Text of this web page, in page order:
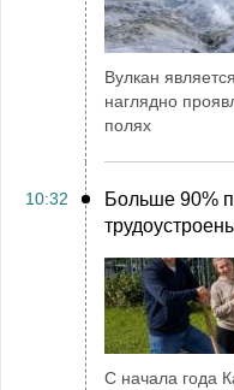
Вулкан
наглядно
полях
10:32
Больше 90%
С начала года